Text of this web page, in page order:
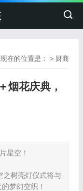
在的位置是： > 财商
烟花庆典，
星空！
之树亮灯仪式将与
梦幻交织！